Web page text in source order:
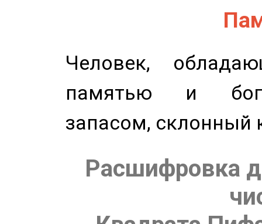
Человек,
памятью и
запасом, склонный
Расшифровка